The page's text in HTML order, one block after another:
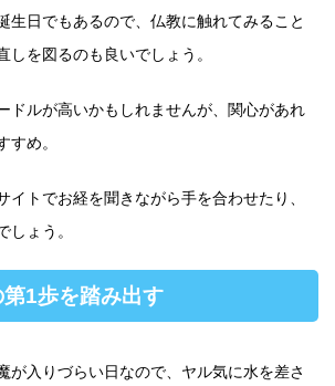
生日でもあるので、仏教に触れてみること
しを図るのも良いでしょう。
ドルが高いかもしれませんが、関心があれ
すめ。
イトでお経を聞きながら手を合わせたり、
しょう。
1歩を踏み出す
が入りづらい日なので、ヤル気に水を差さ